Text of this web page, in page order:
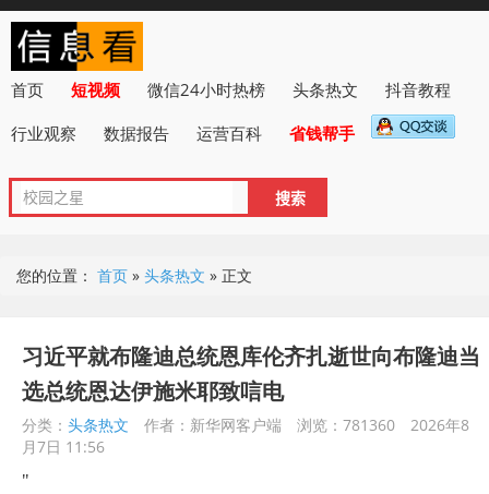
首页 短视频 微信24小时热榜 头条热文
抖音教程
行业观察
数据报告 运营百科 省钱帮手
您的位置： 首页 » 头条热文 » 正文
习近平就布隆迪总统恩库伦齐扎逝世向布隆迪当
选总统恩达伊施米耶致唁电
分类： 头条热文 作者：新华网客户端 浏览：781360
2026年8
月7日 11:56
"